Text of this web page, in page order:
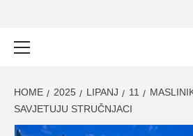
HOME 2025 LIPANJ 11
SAVJETUJU STRUČNJACI